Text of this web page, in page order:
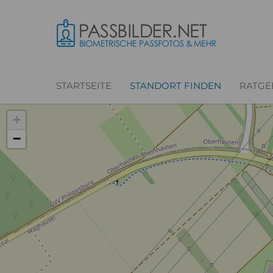
STARTSEITE STANDORT FINDEN
+
−